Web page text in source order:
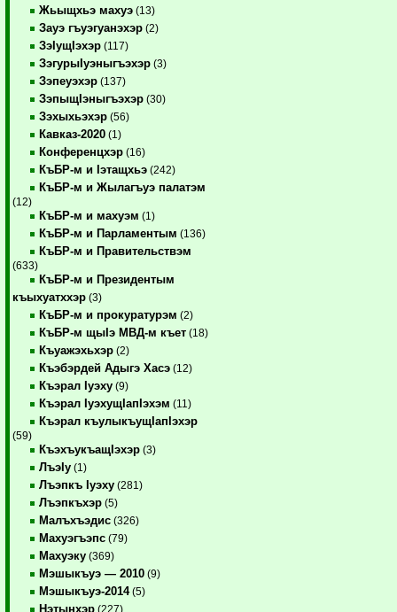
Жьыщхьэ махуэ (13)
Зауэ гъуэгуанэхэр (2)
ЗэIущIэхэр (117)
ЗэгурыIуэныгъэхэр (3)
Зэпеуэхэр (137)
ЗэпыщIэныгъэхэр (30)
Зэхыхьэхэр (56)
Кавказ-2020 (1)
Конференцхэр (16)
КъБР-м и Iэтащхьэ (242)
КъБР-м и Жылагъуэ палатэм
(12)
КъБР-м и махуэм (1)
КъБР-м и Парламентым (136)
КъБР-м и Правительствэм
(633)
КъБР-м и Президентым
къыхуатххэр (3)
КъБР-м и прокуратурэм (2)
КъБР-м щыIэ МВД-м къет (18)
Къуажэхьхэр (2)
Къэбэрдей Адыгэ Хасэ (12)
Къэрал Iуэху (9)
Къэрал IуэхущIапIэхэм (11)
Къэрал къулыкъущIапIэхэр
(59)
КъэхъукъащIэхэр (3)
ЛъэIу (1)
Лъэпкъ Iуэху (281)
Лъэпкъхэр (5)
Малъхъэдис (326)
Махуэгъэпс (79)
Махуэку (369)
Мэшыкъуэ — 2010 (9)
Мэшыкъуэ-2014(5)
Нэтынхэр (227)